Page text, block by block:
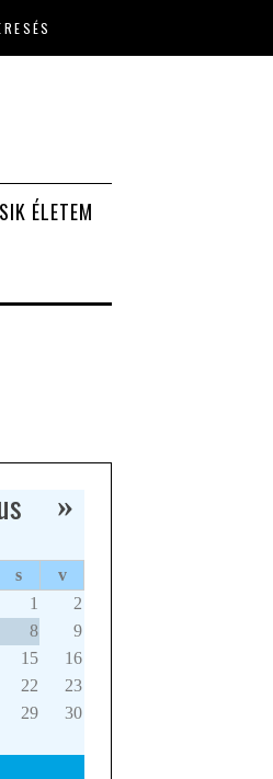
űrlap
ÉLETEM
»
s
v
1
2
8
9
15
16
22
23
29
30